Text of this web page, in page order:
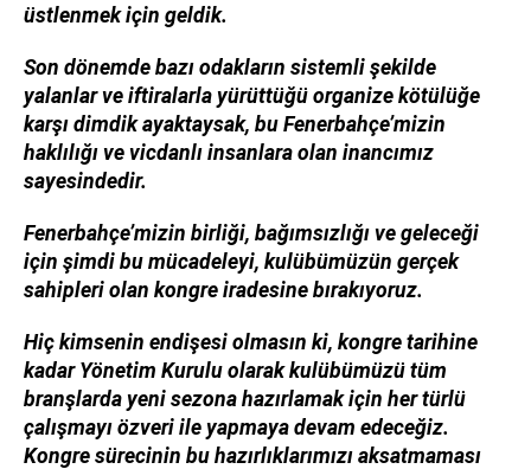
üstlenmek için geldik.
Son dönemde bazı odakların sistemli şekilde
yalanlar ve iftiralarla yürüttüğü organize kötülüğe
karşı dimdik ayaktaysak, bu Fenerbahçe’mizin
haklılığı ve vicdanlı insanlara olan inancımız
sayesindedir.
Fenerbahçe’mizin birliği, bağımsızlığı ve geleceği
için şimdi bu mücadeleyi, kulübümüzün gerçek
sahipleri olan kongre iradesine bırakıyoruz.
Hiç kimsenin endişesi olmasın ki, kongre tarihine
kadar Yönetim Kurulu olarak kulübümüzü tüm
branşlarda yeni sezona hazırlamak için her türlü
çalışmayı özveri ile yapmaya devam edeceğiz.
Kongre sürecinin bu hazırlıklarımızı aksatmaması